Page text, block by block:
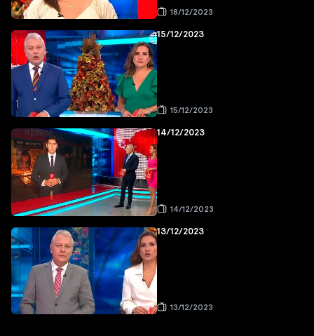
18/12/2023
15/12/2023
15/12/2023
14/12/2023
14/12/2023
13/12/2023
13/12/2023